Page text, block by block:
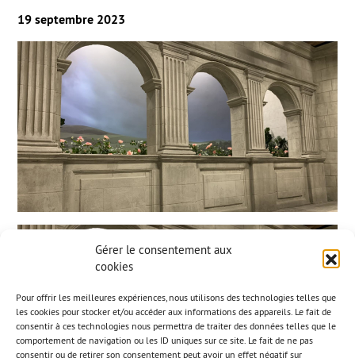
Gérer le consentement aux
cookies
Pour offrir les meilleures expériences, nous utilisons des technologies telles que
les cookies pour stocker et/ou accéder aux informations des appareils. Le fait de
consentir à ces technologies nous permettra de traiter des données telles que le
comportement de navigation ou les ID uniques sur ce site. Le fait de ne pas
consentir ou de retirer son consentement peut avoir un effet négatif sur
19 septembre 2023